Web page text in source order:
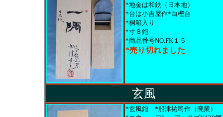
*地金は和鉄（日本地）
*台は小吉屋作*白樫台
*桐箱入り
*寸８鉋
*商品番号NO.FK１５
*売り切れました
玄風
*玄風鉋 *船津祐司作（廃業）